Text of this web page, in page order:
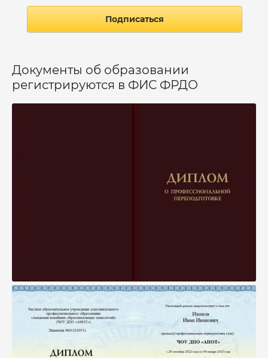
Подписаться
Документы об образовании
регистрируются в ФИС ФРДО